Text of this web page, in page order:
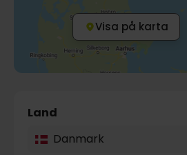
Visa på karta
Land
Danmark